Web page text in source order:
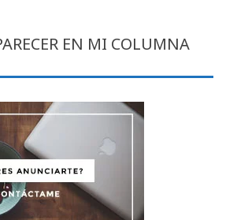
EN MI COLUMNA